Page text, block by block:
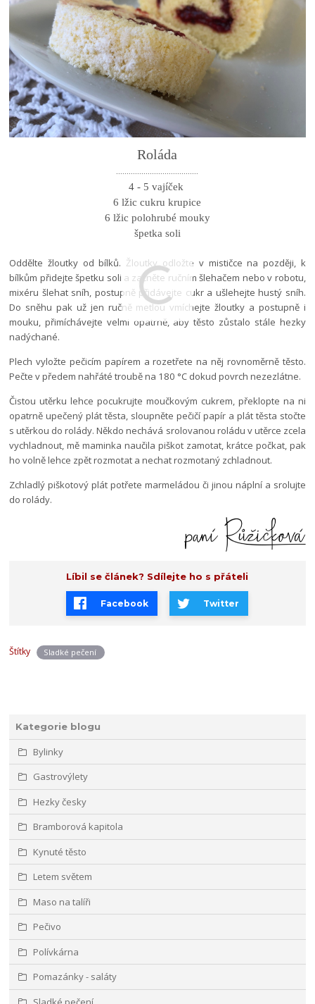
Kategorie blogu
Bylinky
Gastrovýlety
Hezky česky
Bramborová kapitola
Kynuté těsto
Letem světem
Maso na talíři
Pečivo
Polívkárna
Pomazánky - saláty
Roláda
4 - 5 vajíček
6 lžic cukru krupice
6 lžic polohrubé mouky
špetka soli
Oddělte žloutky od bílků. Žloutky odložte v mističce na později, k
bílkům přidejte špetku soli a začněte ručním šlehačem nebo v robotu,
mixéru šlehat sníh, postupně přidávejte cukr a ušlehejte hustý sníh.
Do sněhu pak už jen ručně metlou vmíchejte žloutky a postupně i
mouku, přimíchávejte velmi opatrně, aby těsto zůstalo stále hezky
nadýchané.
Plech vyložte pečicím papírem a rozetřete na něj rovnoměrně těsto.
Pečte v předem nahřáté troubě na 180 °C dokud povrch nezezlátne.
Čistou utěrku lehce pocukrujte moučkovým cukrem, překlopte na ni
opatrně upečený plát těsta, sloupněte pečičí papír a plát těsta stočte
s utěrkou do rolády. Někdo nechává srolovanou roládu v utěrce zcela
vychladnout, mě maminka naučila piškot zamotat, krátce počkat, pak
ho volně lehce zpět rozmotat a nechat rozmotaný zchladnout.
Zchladlý piškotový plát potřete marmeládou či jinou náplní a srolujte
do rolády.
Líbil se článek? Sdílejte ho s přáteli
Facebook Twitter
Štítky Sladké pečení